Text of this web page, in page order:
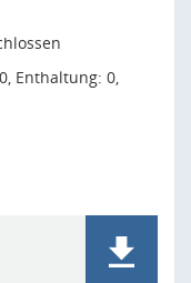
Enthaltung: 0,